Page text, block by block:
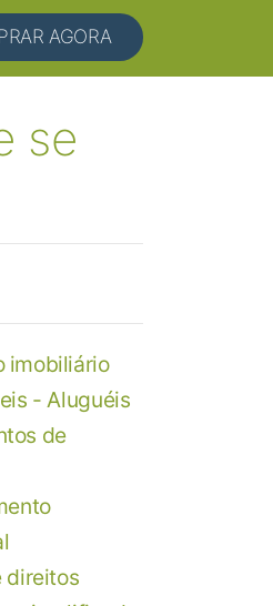
AGORA
se
imobiliário
- Aluguéis
de
direitos